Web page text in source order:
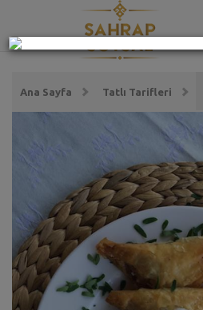
Ana Sayfa Tatlı Tarifleri